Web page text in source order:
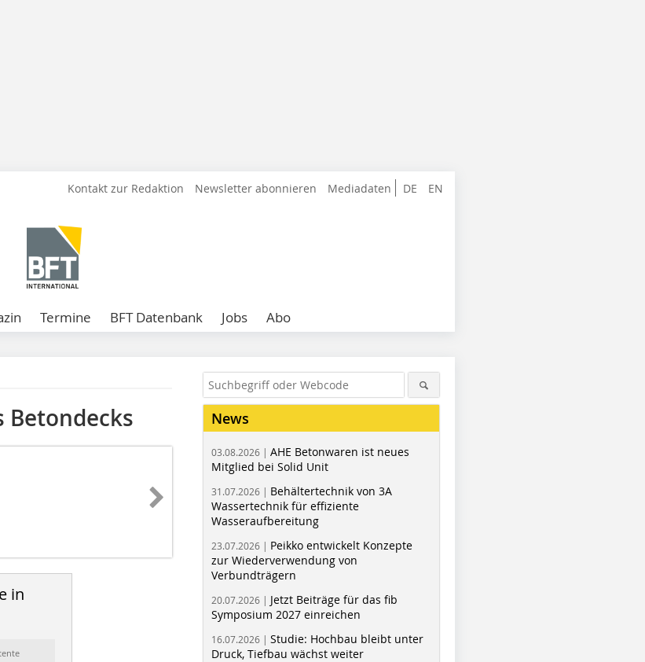
DE EN
Kontakt zur Redaktion Newsletter abonnieren Mediadaten
Termine BFT Datenbank Jobs Abo
Betondecks
in
News
03.08.2026 | AHE Betonwaren ist neues
Mitglied bei Solid Unit
31.07.2026 | Behältertechnik von 3A
Wassertechnik für effiziente
Wasseraufbereitung
23.07.2026 | Peikko entwickelt Konzepte
zur Wiederverwendung von
Verbundträgern
20.07.2026 | Jetzt Beiträge für das fib
Symposium 2027 einreichen
16.07.2026 | Studie: Hochbau bleibt unter
Druck, Tiefbau wächst weiter